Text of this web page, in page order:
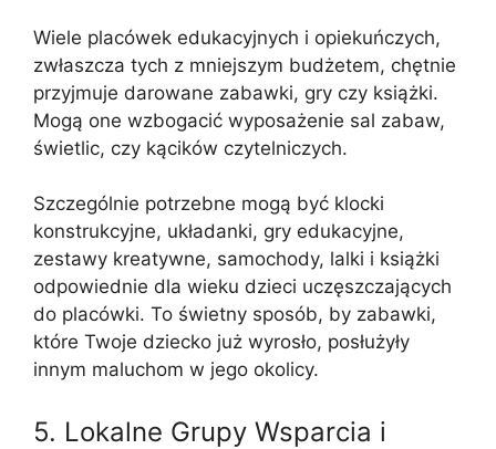
Wiele placówek edukacyjnych i opiekuńczych,
zwłaszcza tych z mniejszym budżetem, chętnie
przyjmuje darowane zabawki, gry czy książki.
Mogą one wzbogacić wyposażenie sal zabaw,
świetlic, czy kącików czytelniczych.
Szczególnie potrzebne mogą być klocki
konstrukcyjne, układanki, gry edukacyjne,
zestawy kreatywne, samochody, lalki i książki
odpowiednie dla wieku dzieci uczęszczających
do placówki. To świetny sposób, by zabawki,
które Twoje dziecko już wyrosło, posłużyły
innym maluchom w jego okolicy.
5. Lokalne Grupy Wsparcia i